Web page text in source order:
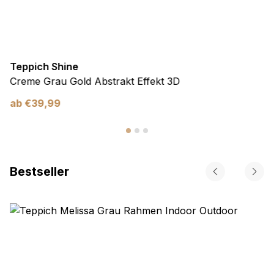
Teppich Shine
Creme Grau Gold Abstrakt Effekt 3D
ab €39,99
Bestseller